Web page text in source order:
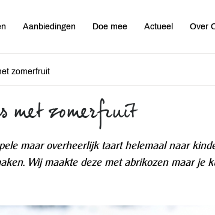
Aanbiedingen Doe mee Actueel Over
zomerfruit
met zomerfruit
maar overheerlijk taart helemaal naar
Wij maakte deze met abrikozen maar je